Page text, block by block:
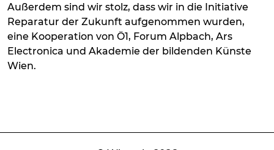
Außerdem sind wir stolz, dass wir in die Initiative
Reparatur der Zukunft aufgenommen wurden,
eine Kooperation von Ö1, Forum Alpbach, Ars
Electronica und Akademie der bildenden Künste
Wien.